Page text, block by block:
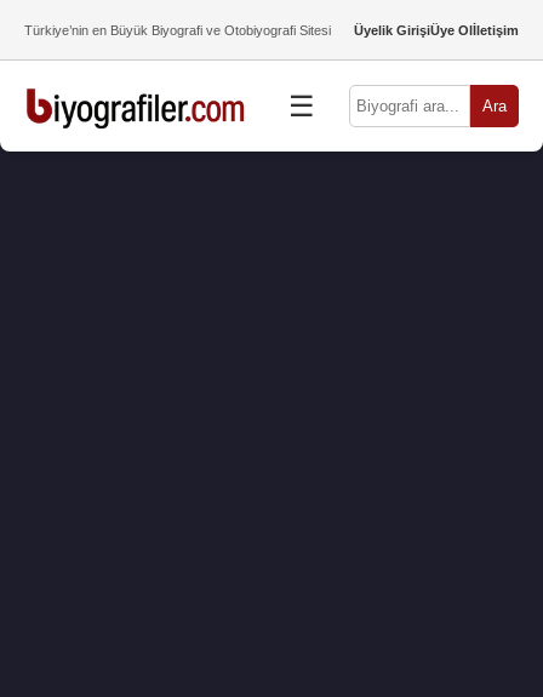
Türkiye’nin en Büyük Biyografi ve Otobiyografi Sitesi Üyelik GirişiÜye Olİletişim
☰ Ara